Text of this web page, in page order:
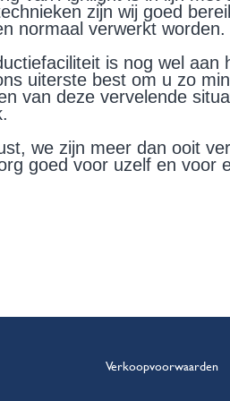
zijn wij goed
normaal verwerkt worden.
is nog wel aan
uiterste best om u zo
van deze vervelende
we zijn meer dan ooit
goed voor uzelf en voor
Verkoopvoorwaarden